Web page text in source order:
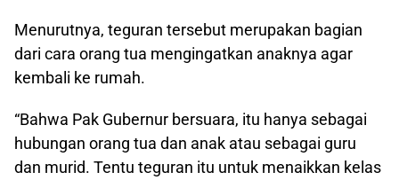
Menurutnya, teguran tersebut merupakan bagian
dari cara orang tua mengingatkan anaknya agar
kembali ke rumah.
“Bahwa Pak Gubernur bersuara, itu hanya sebagai
hubungan orang tua dan anak atau sebagai guru
dan murid. Tentu teguran itu untuk menaikkan kelas